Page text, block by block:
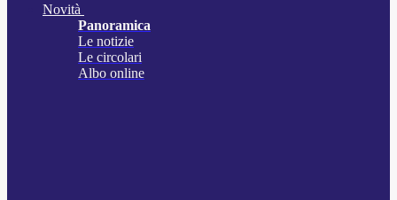
Novità
Panoramica
Le notizie
Le circolari
Albo online